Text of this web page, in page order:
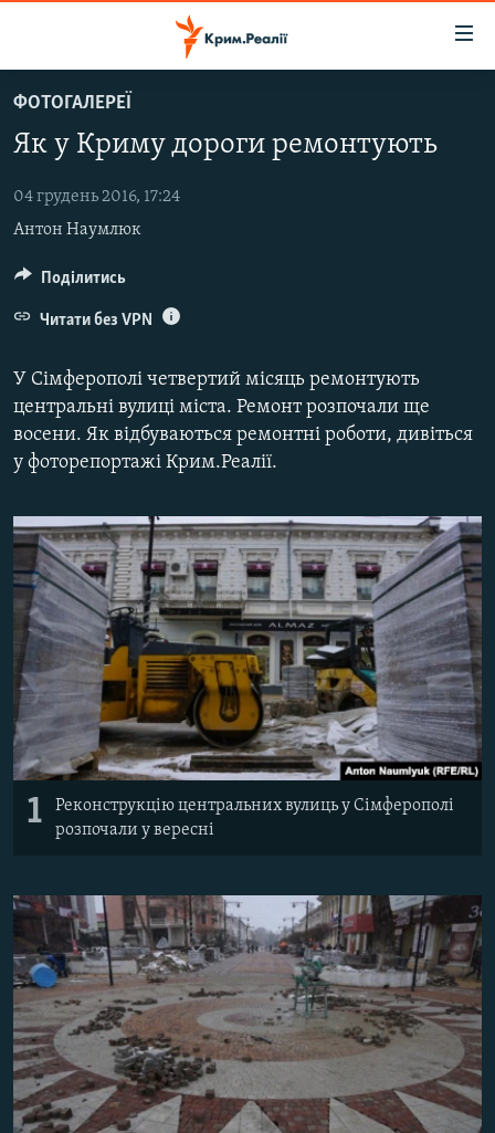
до
основного
Перейти
до
навігації
Перейти
пошуку
ВОДА.КРИМ
ВІДЕО ТА ФОТО
ПОЛІТИКА
БЛОГИ
ПОГЛЯД
ВСЕ ЗА ДЕНЬ
СПЕЦПРОЕКТИ
ДЕПОРТАЦІЯ
ВІДЕОУРОКИ «ELIFBE»
СВІДЧЕННЯ ОКУПАЦІЇ
УКРАЇНСЬКА ПРОБЛЕМА КРИМУ
ІНФОГРАФІКА
ЯК ОБІЙТИ БЛОКУВАННЯ
Русский
Qırımtatar
ДОЛУЧАЙСЯ!
Усі сайти RFE/RL
ФОТОГАЛЕРЕЇ
Як у Криму дороги ремонтують
04 грудень 2016, 17:24
Антон Наумлюк
У Сімферополі четвертий місяць ремонтують
центральні вулиці міста. Ремонт розпочали ще
восени. Як відбуваються ремонтні роботи, дивіться
у фоторепортажі Крим.Реалії.
1
Реконструкцію центральних вулиць у Сімферополі
розпочали у вересні
Поділитись
Читати без VPN